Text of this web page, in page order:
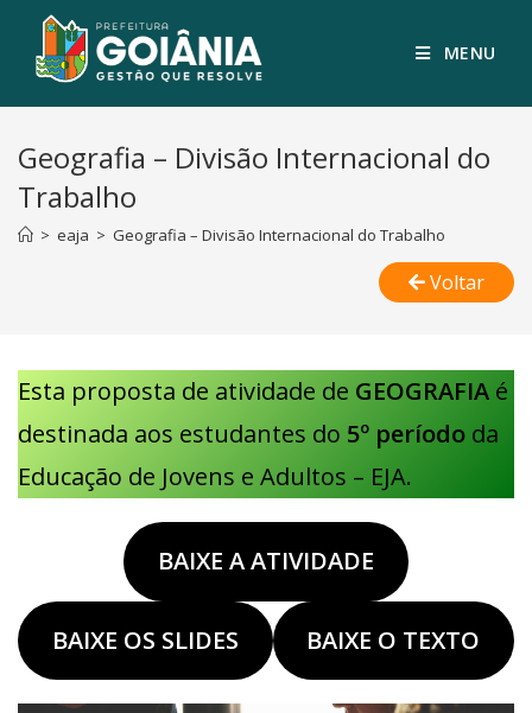
MENU
Geografia – Divisão Internacional do
Trabalho
> eaja > Geografia – Divisão Internacional do Trabalho
Voltar
Esta proposta de atividade de GEOGRAFIA é
destinada aos estudantes do 5º período da
Educação de Jovens e Adultos – EJA.
BAIXE A ATIVIDADE
BAIXE OS SLIDES BAIXE O TEXTO